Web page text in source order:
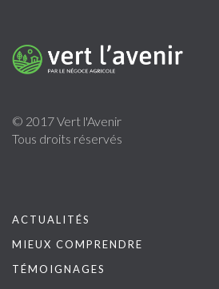
© 2017 Vert l'Avenir
Tous droits réservés
ACTUALITÉS
MIEUX COMPRENDRE
TÉMOIGNAGES